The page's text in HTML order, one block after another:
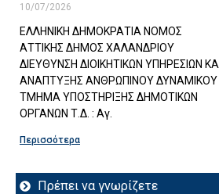
10/07/2026
ΕΛΛΗΝΙΚΗ ΔΗΜΟΚΡΑΤΙΑ ΝΟΜΟΣ
ΑΤΤΙΚΗΣ ΔΗΜΟΣ ΧΑΛΑΝΔΡΙΟΥ
ΔΙΕΥΘΥΝΣΗ ΔΙΟΙΚΗΤΙΚΩΝ ΥΠΗΡΕΣΙΩΝ ΚΑΙ
ΑΝΑΠΤΥΞΗΣ ΑΝΘΡΩΠΙΝΟΥ ΔΥΝΑΜΙΚΟΥ
ΤΜΗΜΑ ΥΠΟΣΤΗΡΙΞΗΣ ΔΗΜΟΤΙΚΩΝ
ΟΡΓΑΝΩΝ Τ.Δ. : Αγ.
Περισσότερα
Πρέπει να γνωρίζετε